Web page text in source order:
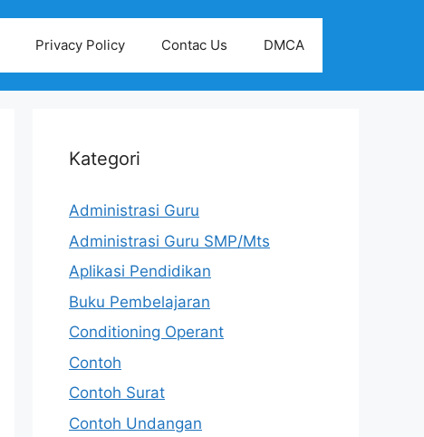
Privacy Policy Contac Us DMCA
Kategori
Administrasi Guru
Administrasi Guru SMP/Mts
Aplikasi Pendidikan
Buku Pembelajaran
Conditioning Operant
Contoh
Contoh Surat
Contoh Undangan